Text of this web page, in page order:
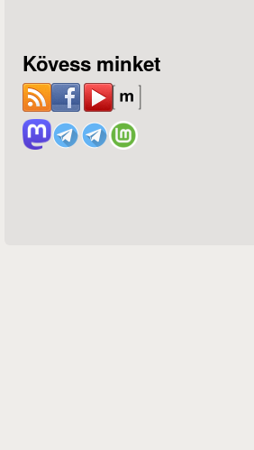
Kövess minket